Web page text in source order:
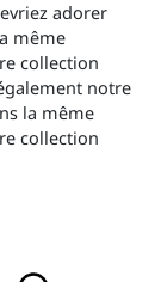
adorer
même
collection
notre
la même
collection